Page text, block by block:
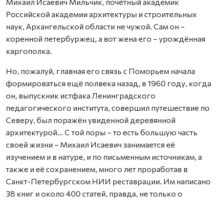
Российской академии архитектуры и строительных
наук, Архангельской области не чужой. Сам он –
коренной петербуржец, а вот жена его – урождённая
каргополка.
Но, пожалуй, главная его связь с Поморьем начала
формироваться ещё полвека назад, в 1960 году, когда
он, выпускник истфака Ленинградского
педагогического института, совершил путешествие по
Северу, был поражён увиденной деревянной
архитектурой… С той поры – то есть большую часть
своей жизни – Михаил Исаевич занимается её
изучением и в натуре, и по письменным источникам, а
также и её сохранением, много лет проработав в
Санкт-Петербургском НИИ реставрации. Им написано
38 книг и около 400 статей, правда, не только о